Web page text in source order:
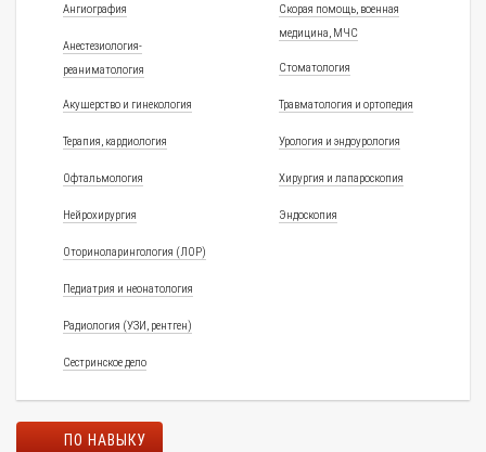
Ангиография
Анестезиология-
реаниматология
Акушерство и гинекология
Терапия, кардиология
Офтальмология
Нейрохирургия
Оториноларингология (ЛОР)
Педиатрия и неонатология
Радиология (УЗИ, рентген)
Сестринское дело
Скорая помощь, военная
медицина, МЧС
Стоматология
Травматология и ортопедия
Урология и эндоурология
Хирургия и лапароскопия
Эндоскопия
ПО НАВЫКУ